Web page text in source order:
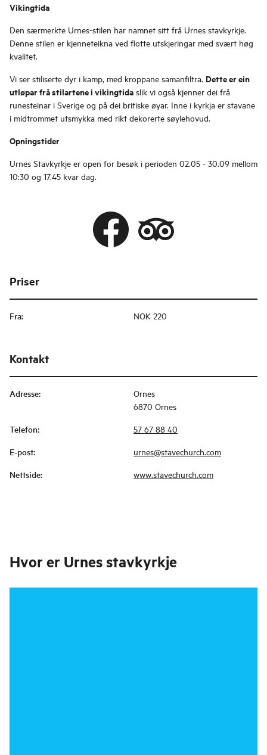
Vikingtida
Den særmerkte Urnes-stilen har namnet sitt frå Urnes stavkyrkje.
Denne stilen er kjenneteikna ved flotte utskjeringar med svært høg
kvalitet.
Vi ser stiliserte dyr i kamp, med kroppane samanfiltra. Dette er ein
utløpar frå stilartene i vikingtida slik vi også kjenner dei frå
runesteinar i Sverige og på dei britiske øyar. Inne i kyrkja er stavane
i midtrommet utsmykka med rikt dekorerte søylehovud.
Opningstider
Urnes Stavkyrkje er open for besøk i perioden 02.05 - 30.09 mellom
10:30 og 17.45 kvar dag.
Priser
Fra: NOK 220
Kontakt
Adresse:
Ornes
6870 Ornes
Telefon: 57 67 88 40
E-post: urnes@stavechurch.com
Nettside: www.stavechurch.com
Hvor er Urnes stavkyrkje